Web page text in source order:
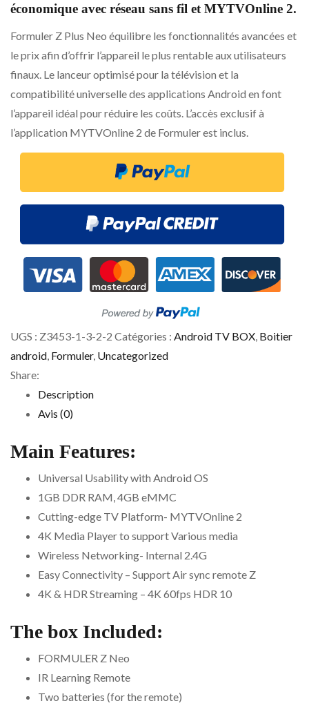
économique avec réseau sans fil et MYTVOnline 2.
Formuler Z Plus Neo équilibre les fonctionnalités avancées et
le prix afin d’offrir l’appareil le plus rentable aux utilisateurs
finaux. Le lanceur optimisé pour la télévision et la
compatibilité universelle des applications Android en font
l’appareil idéal pour réduire les coûts. L’accès exclusif à
l’application MYTVOnline 2 de Formuler est inclus.
UGS : Z3453-1-3-2-2 Catégories : Android TV BOX, Boitier
android, Formuler, Uncategorized
Share:
Description
Avis (0)
Main Features:
Universal Usability with Android OS
1GB DDR RAM, 4GB eMMC
Cutting-edge TV Platform- MYTVOnline 2
4K Media Player to support Various media
Wireless Networking- Internal 2.4G
Easy Connectivity – Support Air sync remote Z
4K & HDR Streaming – 4K 60fps HDR 10
The box Included:
FORMULER Z Neo
IR Learning Remote
Two batteries (for the remote)